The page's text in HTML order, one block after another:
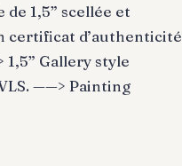
de 1,5” scellée et
certificat d’authenticité
Gallery style
——> Painting